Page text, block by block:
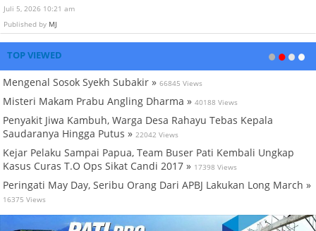
Juli 5, 2026 10:21 am
Published by MJ
TOP VIEWED
Mengenal Sosok Syekh Subakir » 66845 Views
Misteri Makam Prabu Angling Dharma » 40188 Views
Penyakit Jiwa Kambuh, Warga Desa Rahayu Tebas Kepala
Saudaranya Hingga Putus » 22042 Views
Kejar Pelaku Sampai Papua, Team Buser Pati Kembali Ungkap
Kasus Curas T.O Ops Sikat Candi 2017 » 17398 Views
Peringati May Day, Seribu Orang Dari APBJ Lakukan Long March »
16375 Views